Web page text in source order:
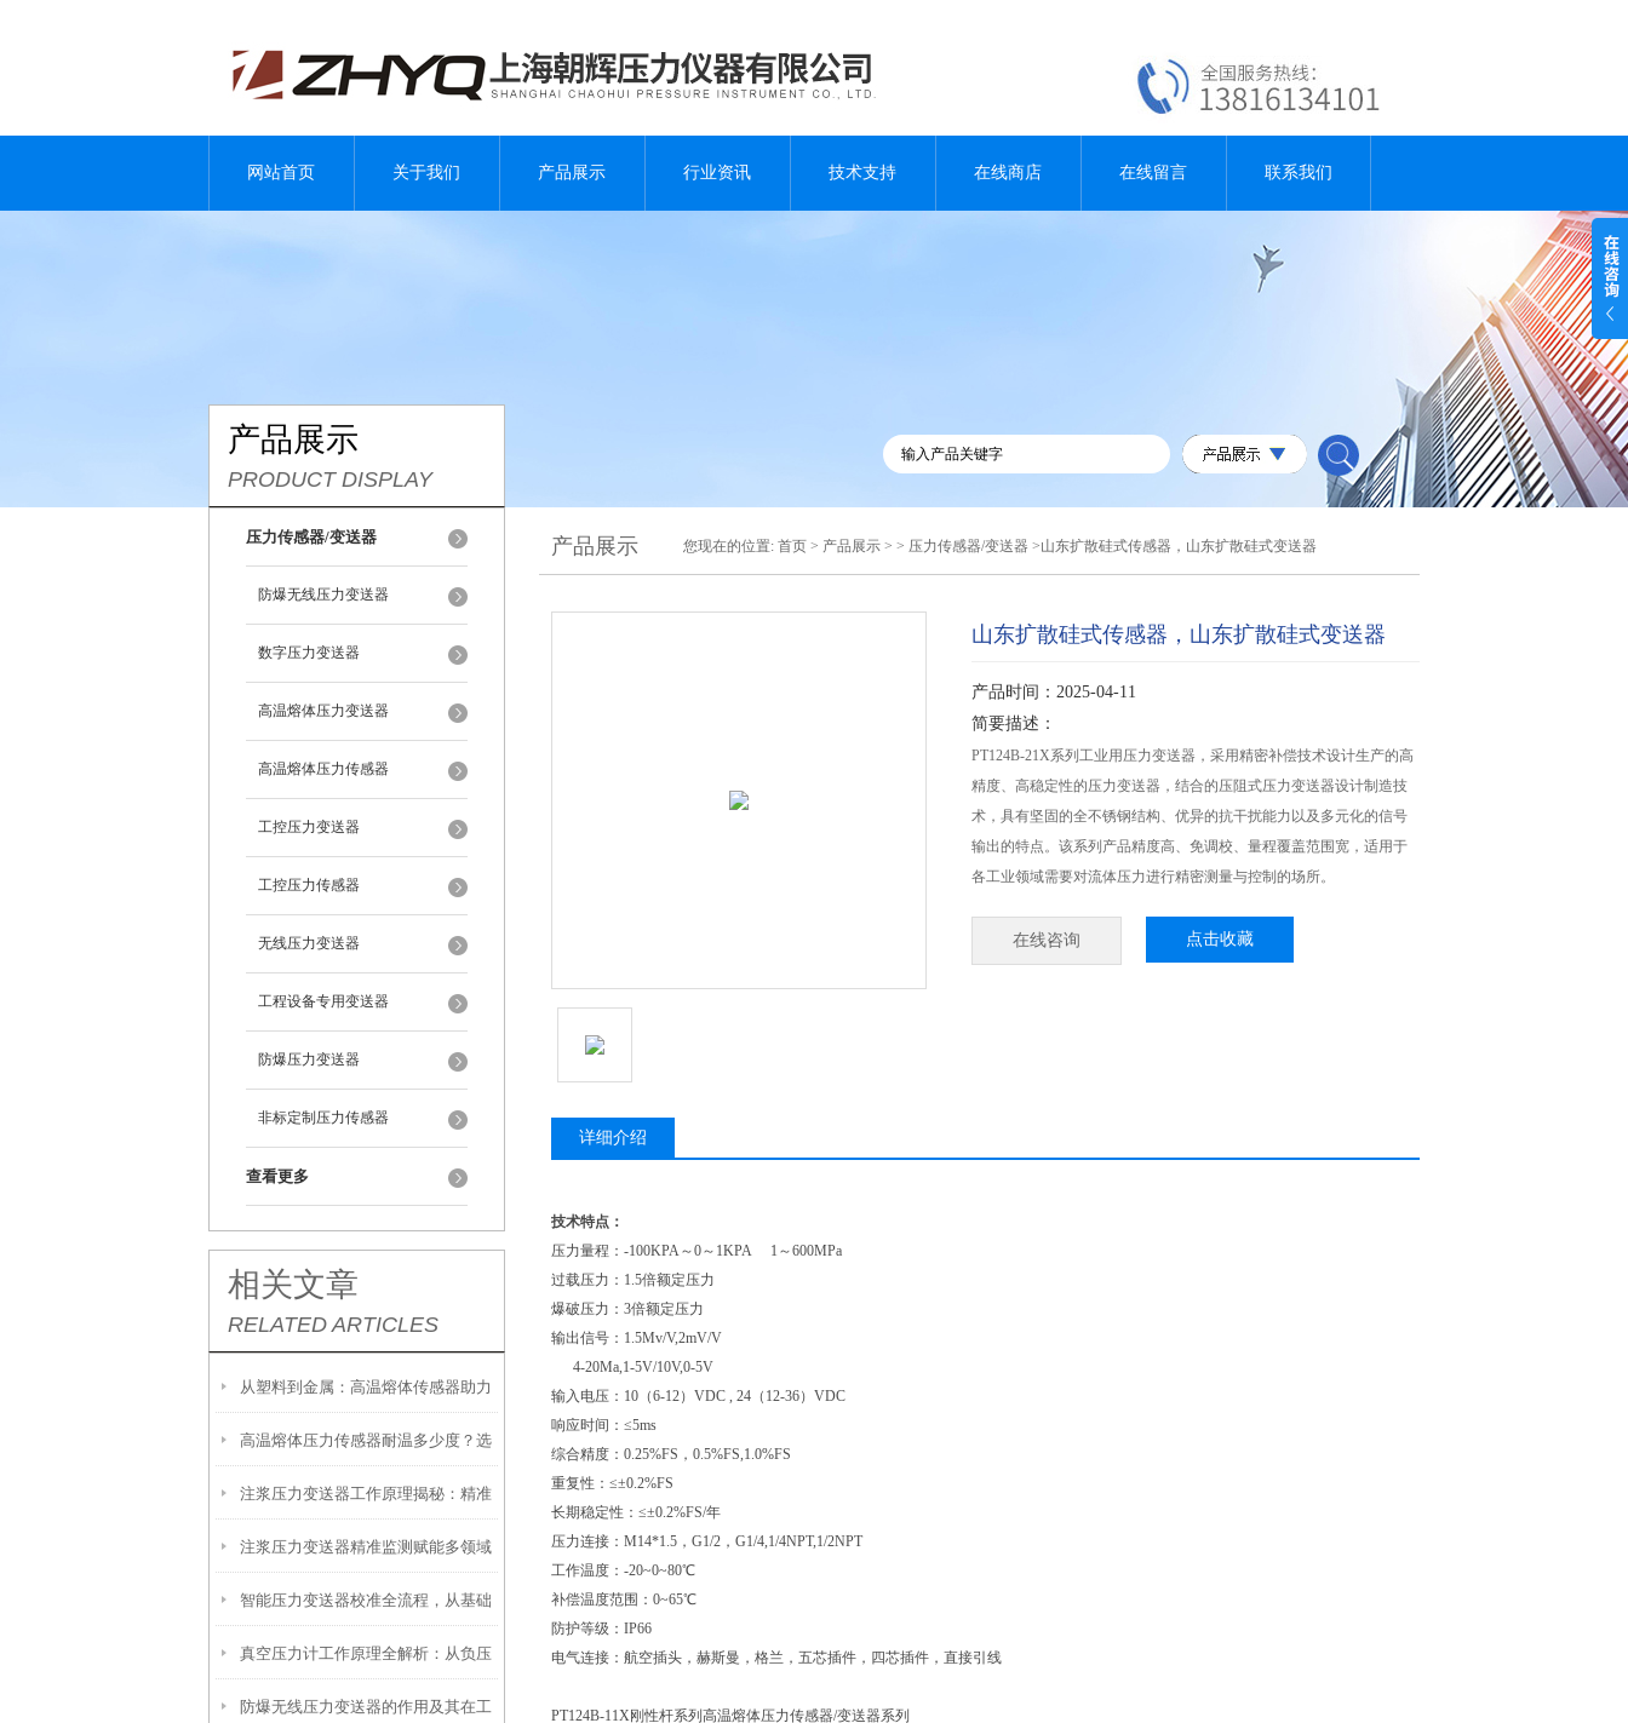
网站首页 关于我们 产品展示 行业资讯 技术支持 在线商店 在线留言 联系我们
产品展示
PRODUCT DISPLAY
压力传感器/变送器
防爆无线压力变送器
数字压力变送器
高温熔体压力变送器
高温熔体压力传感器
工控压力变送器
工控压力传感器
无线压力变送器
工程设备专用变送器
防爆压力变送器
非标定制压力传感器
查看更多
相关文章
RELATED ARTICLES
从塑料到金属：高温熔体传感器助力
制造工艺效率提升
高温熔体压力传感器耐温多少度？选
型必须知道的参数
注浆压力变送器工作原理揭秘：精准
感知地下压力的核心技术
注浆压力变送器精准监测赋能多领域
工程安全的隐形卫士
智能压力变送器校准全流程，从基础
操作到精准调优
真空压力计工作原理全解析：从负压
测量到工业监控的精密之道
防爆无线压力变送器的作用及其在工
产品展示 您现在的位置: 首页 > 产品展示 > > 压力传感器/变送器 >山东扩散硅式传感器，山东扩散硅式变送器
山东扩散硅式传感器，山东扩散硅式变送器
产品时间：2025-04-11
简要描述：
PT124B-21X系列工业用压力变送器，采用精密补偿技术设计生产的高
精度、高稳定性的压力变送器，结合的压阻式压力变送器设计制造技
术，具有坚固的全不锈钢结构、优异的抗干扰能力以及多元化的信号
输出的特点。该系列产品精度高、免调校、量程覆盖范围宽，适用于
各工业领域需要对流体压力进行精密测量与控制的场所。
在线咨询 点击收藏
详细介绍
技术特点：
压力量程： -100KPA～0～1KPA 1 ～600MPa
过载压力： 1.5倍额定压力
爆破压力： 3倍额定压力
输出信号： 1.5Mv/V,2mV/V
4-20Ma,1-5V/10V,0-5V
输入电压： 10（6-12）VDC , 24（12-36）VDC
响应时间：≤5ms
综合精度： 0.25%FS，0.5%FS,1.0%FS
重复性：≤±0.2%FS
长期稳定性：≤±0.2%FS/年
压力连接： M14*1.5，G1/2，G1/4,1/4NPT,1/2NPT
工作温度： -20~0~80℃
补偿温度范围： 0~65℃
防护等级： IP66
电气连接：航空插头，赫斯曼，格兰，五芯插件，四芯插件，直接引线
PT124B-11X刚性杆系列高温熔体压力传感器/变送器系列